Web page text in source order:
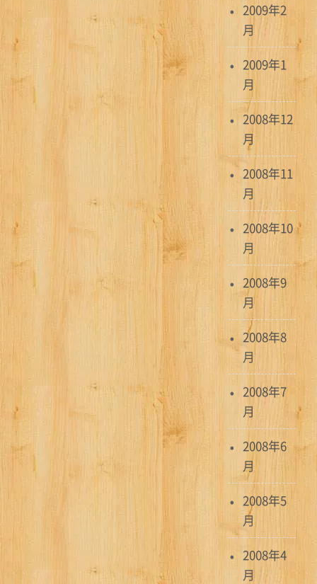
2009年2
月
2009年1
月
2008年12
月
2008年11
月
2008年10
月
2008年9
月
2008年8
月
2008年7
月
2008年6
月
2008年5
月
2008年4
月